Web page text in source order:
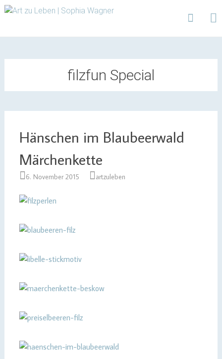
Art zu Leben | Sophia
filzfun Special
Hänschen im Blaubeerwald
Märchenkette
6. November 2015 artzuleben